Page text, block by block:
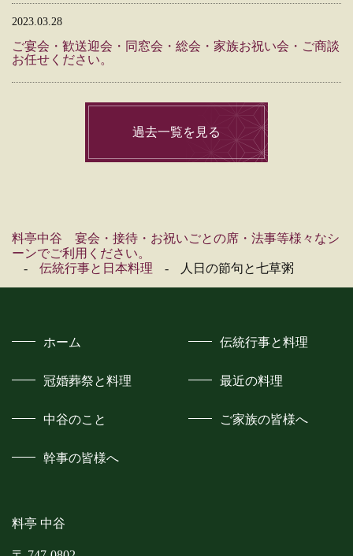
2023.03.28
ご宴会・歓送迎会・同窓会・総会・家族お祝い会・ご商談
お任せください。
過去一覧を見る
料亭中谷 宴会・接待・お祝いごとの席・法事等様々なシ
ーンでご利用ください。
伝統行事と日本料理
人日の節句と七草粥
ホーム 伝統行事と料理
冠婚葬祭と料理 最近の料理
中谷のこと ご家族の皆様へ
幹事の皆様へ
料亭 中谷